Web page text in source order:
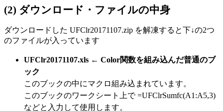
(2) ダウンロード・ファイルの中身
ダウンロードした UFClr20171107.zip を解凍すると下↓の2つ
のファイルが入っています
UFClr20171107.xls ← Color関数を組み込んだ普通のブ
ック
このブックの中にマクロ組み込まれています。
このブックのワークシート上で=UFClrSumfc(A1:A5,3)
などと入力して使用します。